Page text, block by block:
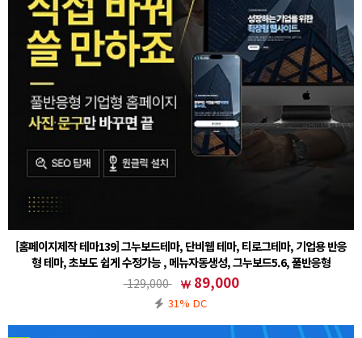
[홈페이지제작 테마139] 그누보드테마, 단비웹 테마, 티로그테마, 기업용 반응
형 테마, 초보도 쉽게 수정가능 , 메뉴자동생성, 그누보드5.6, 풀반응형
① 그누보드 테마 설치후 (테마)sample139 선택② 회원가입 설정 - 회원 스킨 (테마)basic 선택주
의사항※ 기본5.6 정식버전을 기반으로 작업된 테마입니다. 5.6에서도 호환이 가능합니다.※ 기
본폴더(ww…
129,000 89,000
31% DC